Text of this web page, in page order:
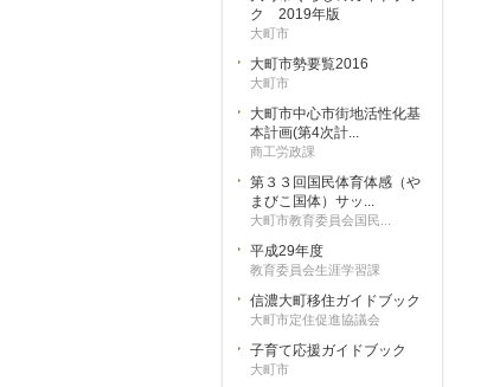
ク 2019年版
大町市
大町市勢要覧2016
大町市
大町市中心市街地活性化基
本計画(第4次計...
商工労政課
第３３回国民体育体感（や
まびこ国体）サッ...
大町市教育委員会国民...
平成29年度
教育委員会生涯学習課
信濃大町移住ガイドブック
大町市定住促進協議会
子育て応援ガイドブック
大町市